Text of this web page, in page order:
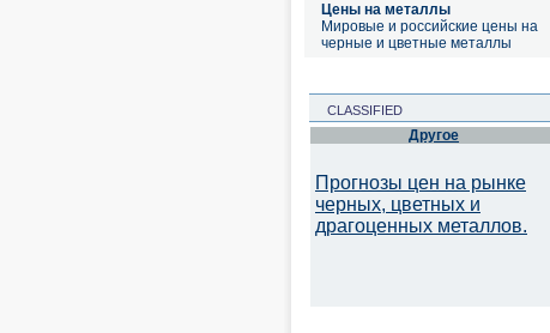
Цены на металлы
Мировые и российские цены на
черные и цветные металлы
CLASSIFIED
Другое
Прогнозы цен на рынке
черных, цветных и
драгоценных металлов.